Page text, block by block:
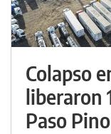
Colapso
liberaron
Paso